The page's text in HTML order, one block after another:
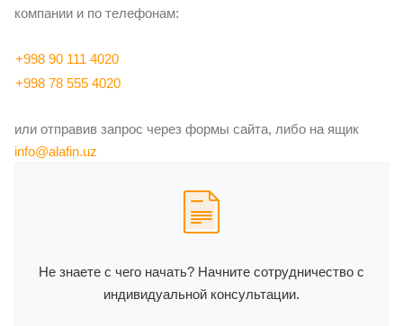
компании и по телефонам:
+998 90 111 4020
+998 78 555 4020
или отправив запрос через формы сайта, либо на ящик
info@alafin.uz
Не знаете с чего начать? Начните сотрудничество с
индивидуальной консультации.